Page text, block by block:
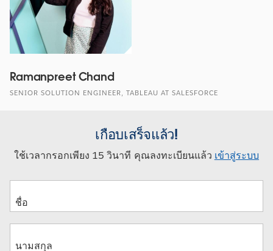
Ramanpreet Chand
SENIOR SOLUTION ENGINEER, TABLEAU AT SALESFORCE
เกือบเสร็จแล้ว!
ใช้เวลากรอกเพียง 15 วินาที คุณลงทะเบียนแล้ว เข้าสู่ระบบ